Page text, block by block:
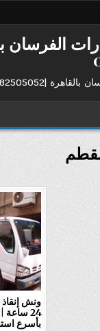
الفرسان
|01282505052
ونش
24
بأسرع